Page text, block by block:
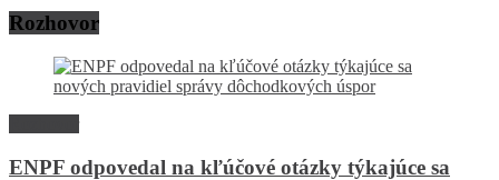
Rozhovor
ENPF odpovedal na kľúčové otázky týkajúce sa